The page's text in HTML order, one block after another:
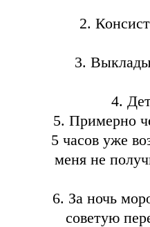
2.
3.
4.
5. Примерно
5 часов уже
меня не
6. За ночь
советую